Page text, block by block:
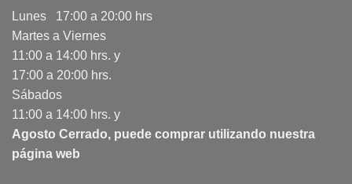
Lunes 17:00 a 20:00 hrs
Martes a Viernes
11:00 a 14:00 hrs. y
17:00 a 20:00 hrs.
Sábados
11:00 a 14:00 hrs. y
Agosto Cerrado, puede comprar utilizando nuestra
página web